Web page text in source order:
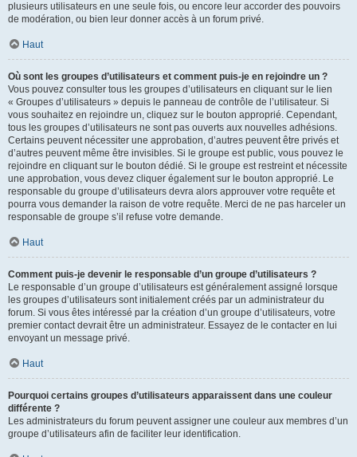
plusieurs utilisateurs en une seule fois, ou encore leur accorder des pouvoirs
de modération, ou bien leur donner accès à un forum privé.
Haut
Où sont les groupes d’utilisateurs et comment puis-je en rejoindre un ?
Vous pouvez consulter tous les groupes d’utilisateurs en cliquant sur le lien
« Groupes d’utilisateurs » depuis le panneau de contrôle de l’utilisateur. Si
vous souhaitez en rejoindre un, cliquez sur le bouton approprié. Cependant,
tous les groupes d’utilisateurs ne sont pas ouverts aux nouvelles adhésions.
Certains peuvent nécessiter une approbation, d’autres peuvent être privés et
d’autres peuvent même être invisibles. Si le groupe est public, vous pouvez le
rejoindre en cliquant sur le bouton dédié. Si le groupe est restreint et nécessite
une approbation, vous devez cliquer également sur le bouton approprié. Le
responsable du groupe d’utilisateurs devra alors approuver votre requête et
pourra vous demander la raison de votre requête. Merci de ne pas harceler un
responsable de groupe s’il refuse votre demande.
Haut
Comment puis-je devenir le responsable d’un groupe d’utilisateurs ?
Le responsable d’un groupe d’utilisateurs est généralement assigné lorsque
les groupes d’utilisateurs sont initialement créés par un administrateur du
forum. Si vous êtes intéressé par la création d’un groupe d’utilisateurs, votre
premier contact devrait être un administrateur. Essayez de le contacter en lui
envoyant un message privé.
Haut
Pourquoi certains groupes d’utilisateurs apparaissent dans une couleur
différente ?
Les administrateurs du forum peuvent assigner une couleur aux membres d’un
groupe d’utilisateurs afin de faciliter leur identification.